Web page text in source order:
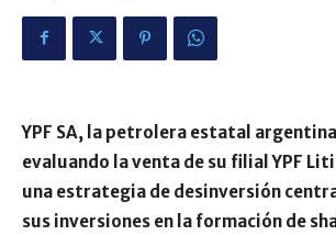
YPF SA, la petrolera estatal
evaluando la venta de su filial YPF
una estrategia de desinversión
sus inversiones en la formación de